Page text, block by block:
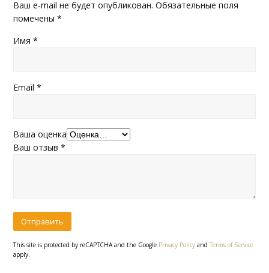
Ваш e-mail не будет опубликован. Обязательные поля
помечены*
Имя*
Email*
Ваша оценка
Ваш отзыв*
This site is protected by reCAPTCHA and the Google Privacy Policy andTerms of Service
apply.